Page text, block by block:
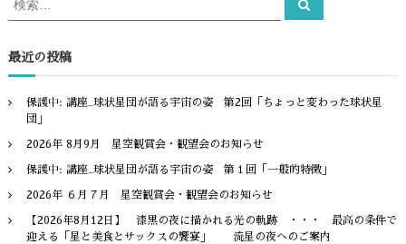
象
:
索
最近の投稿
保護中: 講座_球状星団が語る宇宙の姿 第2回「ちょっと変わった球状星
団」
2026年 8月9月 星空観賞会・観望会のお知らせ
保護中: 講座_球状星団が語る宇宙の姿 第１回「一般的特徴」
2026年 ６月７月 星空観賞会・観望会のお知らせ
【2026年8月12日】 漆黒の夜に描かれる光の軌跡 ・・・ 最高の条件で
迎える「星と美食とサックスの饗宴」 流星の夜へのご案内